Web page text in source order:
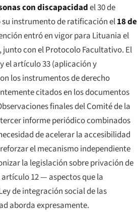
con discapacidadel 30 de
su instrumento de ratificación el18 de
entró en vigor para Lituania el
junto con el Protocolo Facultativo. El
el artículo 33 (aplicación y
los instrumentos de derecho
citados en los documentos
finales del Comité de la
tercer informe periódico combinados
de acelerar la accesibilidad
el mecanismo independiente
la legislación sobre privación de
12 — aspectos que la
de integración social de las
aborda expresamente.